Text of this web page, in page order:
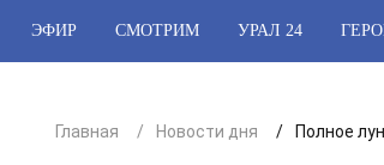
ЭФИР СМОТРИМ УРАЛ 24
Главная Новости дня Полное